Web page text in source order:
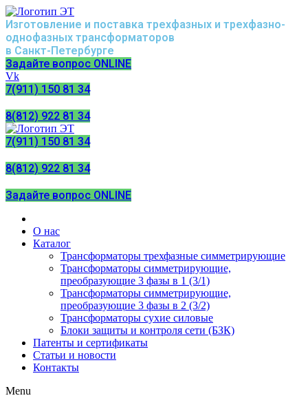
Изготовление и поставка трехфазных и трехфазно-
однофазных трансформаторов
в Санкт-Петербурге
Задайте вопрос ONLINE
Vk
7(911) 150 81 34
8(812) 922 81 34
7(911) 150 81 34
8(812) 922 81 34
Задайте вопрос ONLINE
О нас
Каталог
Трансформаторы трехфазные симметрирующие
Трансформаторы симметрирующие,
преобразующие 3 фазы в 1 (3/1)
Трансформаторы симметрирующие,
преобразующие 3 фазы в 2 (3/2)
Трансформаторы сухие силовые
Блоки защиты и контроля сети (БЗК)
Патенты и сертификаты
Статьи и новости
Контакты
Menu